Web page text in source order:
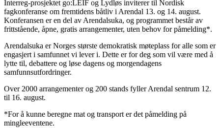
Interreg-prosjektet go:LEIF og Lydløs inviterer til Nordisk
fagkonferanse om fremtidens båtliv i Arendal 13. og 14. august.
Konferansen er en del av Arendalsuka, og programmet består av
frittstående, åpne, gratis arrangementer, uten behov for påmelding*.
Arendalsuka er Norges største demokratisk møteplass for alle som er
engasjert i samfunnet vi lever i. Dette er for deg som vil være med å
lytte til, debattere og løse dagens og morgendagens
samfunnsutfordringer.
Over 2000 arrangementer og 200 stands fyller Arendal sentrum 12.
til 16. august.
*For å kunne beregne mat og transport er det påmelding på
mingleeventene.